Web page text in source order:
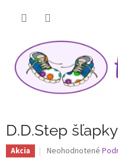
D.D.Step
Akcia
Priemerné
Neohodnotené